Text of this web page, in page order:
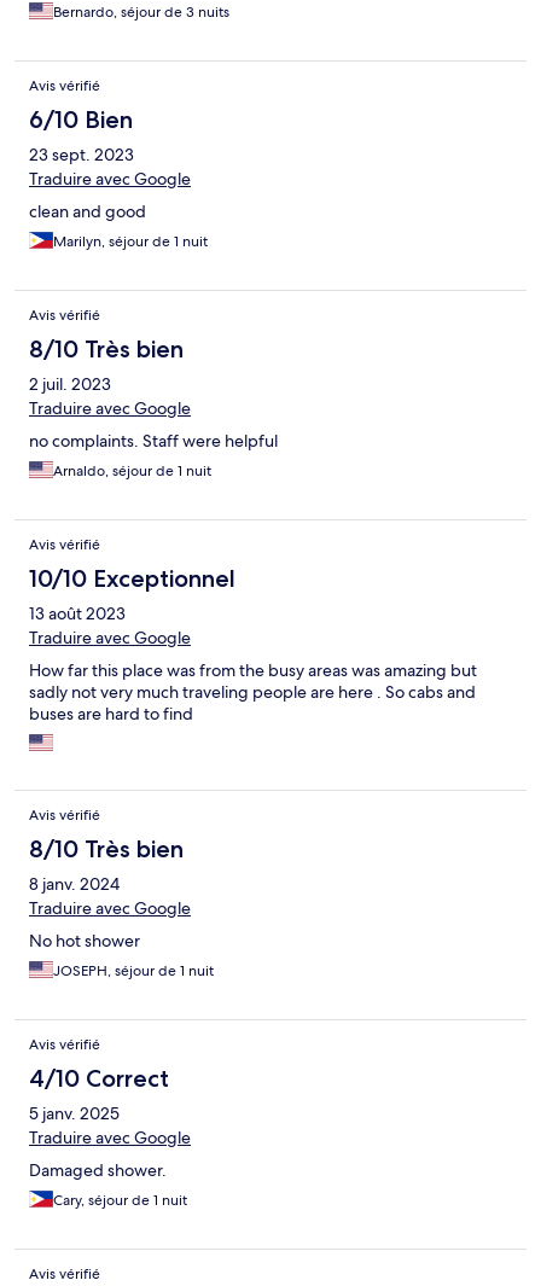
Bernardo, séjour de 3 nuits
Avis vérifié
6/10 Bien
23 sept. 2023
Traduire avec Google
clean and good
Marilyn, séjour de 1 nuit
Avis vérifié
8/10 Très bien
2 juil. 2023
Traduire avec Google
no complaints. Staff were helpful
Arnaldo, séjour de 1 nuit
Avis vérifié
10/10 Exceptionnel
13 août 2023
Traduire avec Google
How far this place was from the busy areas was amazing but
sadly not very much traveling people are here . So cabs and
buses are hard to find
Avis vérifié
8/10 Très bien
8 janv. 2024
Traduire avec Google
No hot shower
JOSEPH, séjour de 1 nuit
Avis vérifié
4/10 Correct
5 janv. 2025
Traduire avec Google
Damaged shower.
Cary, séjour de 1 nuit
Avis vérifié